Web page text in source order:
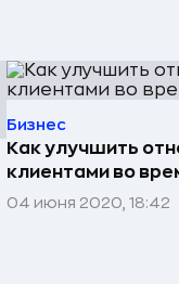
Бизнес
Как улучшить
клиентами во
04 июня 2020, 18:42